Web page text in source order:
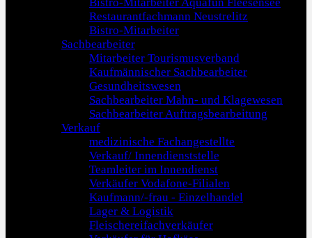
Restaurantfachmann Neustrelitz
Bistro-Mitarbeiter
Sachbearbeiter
Mitarbeiter Tourismusverband
Kaufmännischer Sachbearbeiter
Gesundheitswesen
Sachbearbeiter Mahn- und Klagewesen
Sachbearbeiter Auftragsbearbeitung
Verkauf
medizinische Fachangestellte
Verkauf/ Innendienststelle
Teamleiter im Innendienst
Verkäufer Vodafone-Filialen
Kaufmann/-frau - Einzelhandel
Lager & Logistik
Fleischereifachverkäufer